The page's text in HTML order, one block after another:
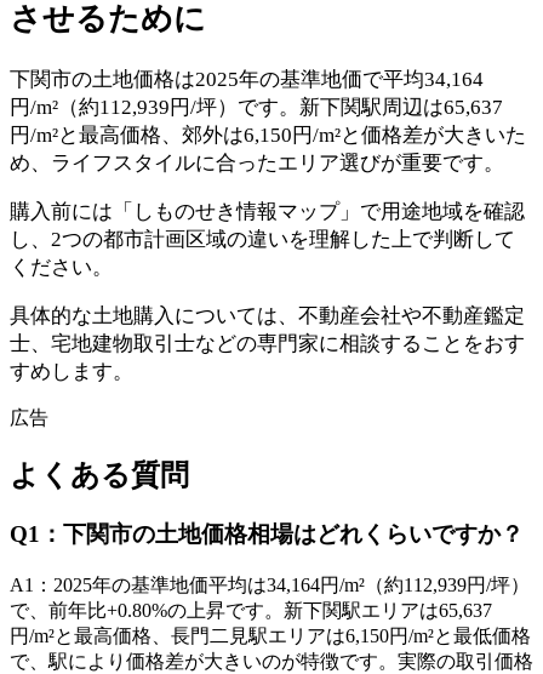
させるために
下関市の土地価格は2025年の基準地価で平均34,164
円/m²（約112,939円/坪）です。新下関駅周辺は65,637
円/m²と最高価格、郊外は6,150円/m²と価格差が大きいた
め、ライフスタイルに合ったエリア選びが重要です。
購入前には「しものせき情報マップ」で用途地域を確認
し、2つの都市計画区域の違いを理解した上で判断して
ください。
具体的な土地購入については、不動産会社や不動産鑑定
士、宅地建物取引士などの専門家に相談することをおす
すめします。
広告
よくある質問
Q1 ： 下関市の土地価格相場はどれくらいですか？
A1 ： 2025年の基準地価平均は34,164円/m²（約112,939円/坪）
で、前年比+0.80%の上昇です。新下関駅エリアは65,637
円/m²と最高価格、長門二見駅エリアは6,150円/m²と最低価格
で、駅により価格差が大きいのが特徴です。実際の取引価格